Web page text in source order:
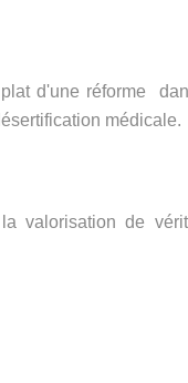
d'une réforme
médicale.
valorisation de